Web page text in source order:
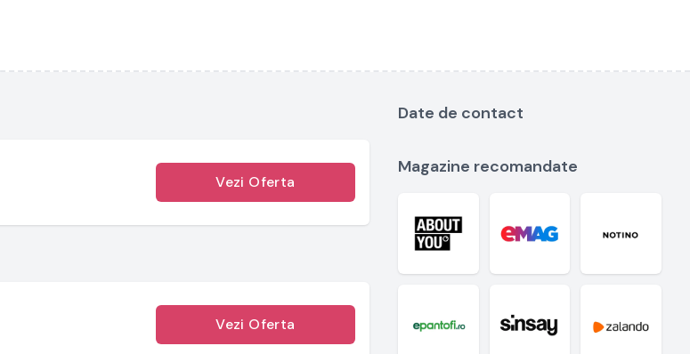
Vezi Oferta
Vezi Oferta
Date de contact
Magazine recomandate